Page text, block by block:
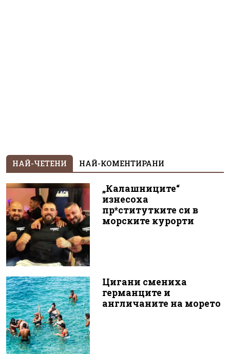
НАЙ-ЧЕТЕНИ НАЙ-КОМЕНТИРАНИ
„Калашниците“
изнесоха
пр*ститутките си в
морските курорти
Цигани смениха
германците и
англичаните на морето